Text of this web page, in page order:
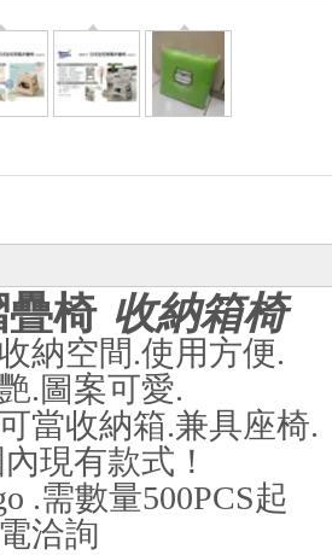
椅 收納箱椅
納空間.使用方便.
.圖案可愛.
當收納箱.兼具座椅.
現有款式！
.需數量500PCS起
洽詢